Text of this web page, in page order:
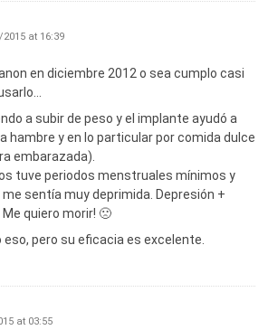
at 16:39
en diciembre 2012 o sea cumplo casi
a subir de peso y el implante ayudó a
hambre y en lo particular por comida dulce
embarazada).
tuve periodos menstruales mínimos y
sentía muy deprimida. Depresión +
quiero morir! 🙁
pero su eficacia es excelente.
at 03:55